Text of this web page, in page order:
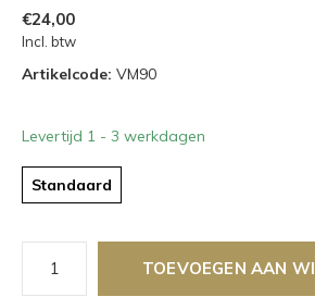
€24,00
Incl. btw
Artikelcode: VM90
Levertijd 1 - 3 werkdagen
Standaard
TOEVOEGEN AAN